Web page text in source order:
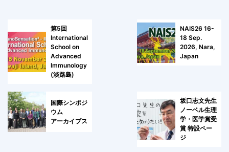
第5回
International
School on
Advanced
Immunology
(淡路島)
NAIS26 16-
18 Sep.
2026, Nara,
Japan
国際シンポジ
ウム
アーカイブス
坂口志文先生
ノーベル生理
学・医学賞受
賞 特設ペー
ジ